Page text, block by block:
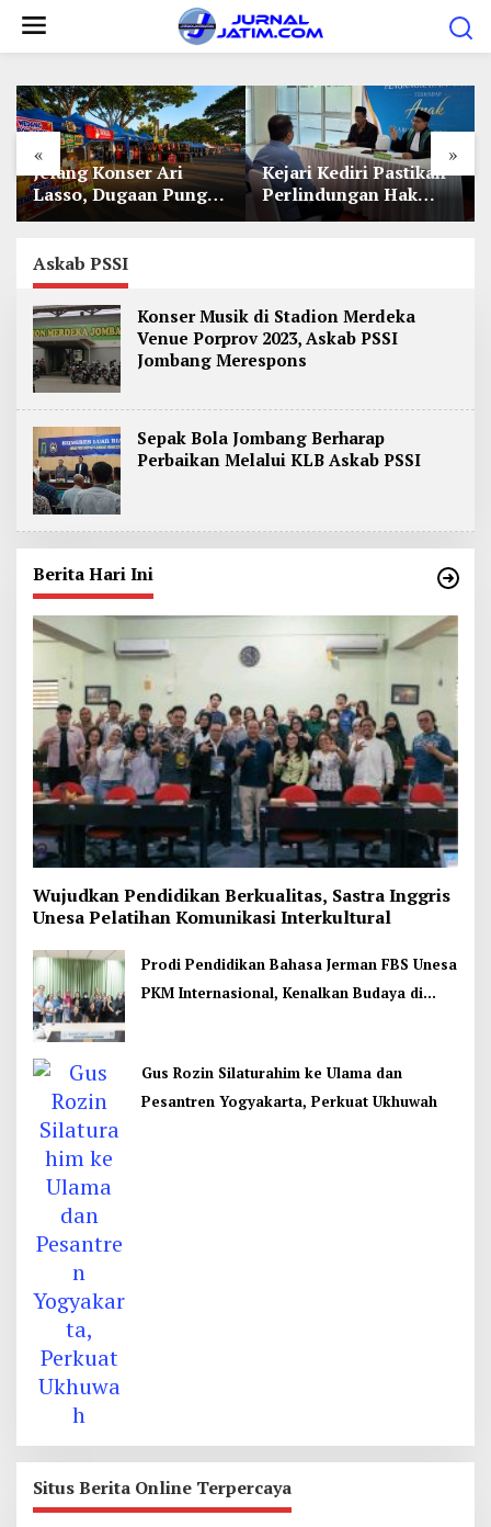
« »
Jelang Konser Ari
Lasso, Dugaan Pungli
Lapak UMKM di Hari
Kejari Kediri Pastikan
Perlindungan Hak
Anak Lewat Penetapan
Askab PSSI
Konser Musik di Stadion Merdeka
Venue Porprov 2023, Askab PSSI
Jombang Merespons
Sepak Bola Jombang Berharap
Perbaikan Melalui KLB Askab PSSI
Berita Hari Ini
Wujudkan Pendidikan Berkualitas, Sastra Inggris
Unesa Pelatihan Komunikasi Interkultural
Prodi Pendidikan Bahasa Jerman FBS Unesa
PKM Internasional, Kenalkan Budaya di
Gus Rozin Silaturahim ke Ulama dan
Pesantren Yogyakarta, Perkuat Ukhuwah
Situs Berita Online Terpercaya